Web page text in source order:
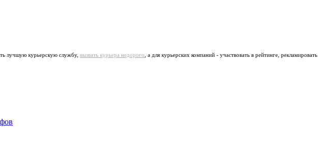
лучшую курьерскую службу, вызвать курьера недорого , а для курьерских компаний - участвовать в рейтинге, рекламировать